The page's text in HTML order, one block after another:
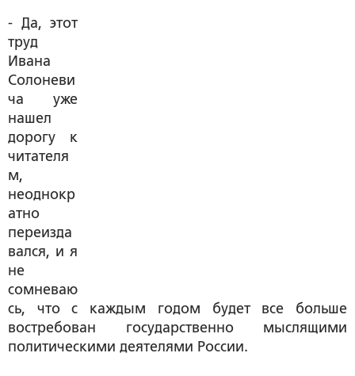
- Да, этот
труд
Ивана
Солоневи
ча уже
нашел
дорогу к
читателя
м,
неоднокр
атно
переизда
вался, и я
не
сомневаю
сь, что с каждым годом будет все больше
востребован государственно мыслящими
политическими деятелями России.